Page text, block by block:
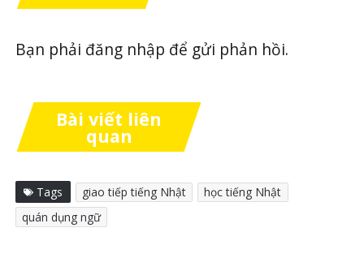
Bạn phải đăng nhập để gửi phản hồi.
Bài viết liên
quan
Tags giao tiếp tiếng Nhật
học tiếng Nhật
quán dụng ngữ